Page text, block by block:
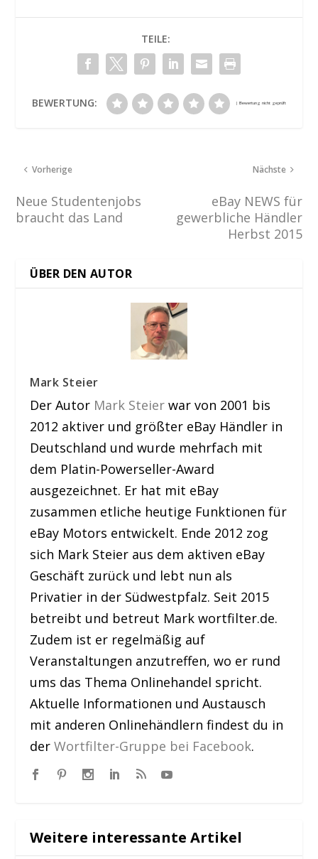
TEILE:
BEWERTUNG:
Vorherige
Neue Studentenjobs
braucht das Land
Nächste
eBay NEWS für
gewerbliche Händler
Herbst 2015
ÜBER DEN AUTOR
Mark Steier
Der Autor Mark Steier war von 2001 bis
2012 aktiver und größter eBay Händler in
Deutschland und wurde mehrfach mit
dem Platin-Powerseller-Award
ausgezeichnet. Er hat mit eBay
zusammen etliche heutige Funktionen für
eBay Motors entwickelt. Ende 2012 zog
sich Mark Steier aus dem aktiven eBay
Geschäft zurück und lebt nun als
Privatier in der Südwestpfalz. Seit 2015
betreibt und betreut Mark wortfilter.de.
Zudem ist er regelmäßig auf
Veranstaltungen anzutreffen, wo er rund
ums das Thema Onlinehandel spricht.
Aktuelle Informationen und Austausch
mit anderen Onlinehändlern findest du in
derWortfilter-Gruppe bei Facebook.
Weitere interessante Artikel